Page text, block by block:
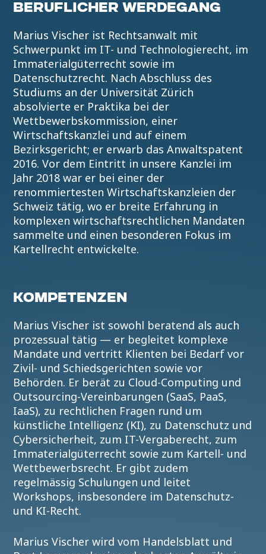
BERUFLICHER WERDEGANG
Marius Vischer ist Rechtsanwalt mit
Schwerpunkt im IT- und Technologierecht, im
Immaterialgüterrecht sowie im
Datenschutzrecht. Nach Abschluss des
Studiums an der Universität Zürich
absolvierte er Praktika bei der
Wettbewerbskommission, einer
Wirtschaftskanzlei und auf einem
Bezirksgericht; er erwarb das Anwaltspatent
2016. Vor dem Eintritt in unsere Kanzlei im
Jahr 2018 war er bei einer der
renommiertesten Wirtschaftskanzleien der
Schweiz tätig, wo er breite Erfahrung in
komplexen wirtschaftsrechtlichen Mandaten
sammelte und einen besonderen Fokus im
Kartellrecht entwickelte.
KOMPETENZEN
Marius Vischer ist sowohl beratend als auch
prozessual tätig — er begleitet komplexe
Mandate und vertritt Klienten bei Bedarf vor
Zivil- und Schiedsgerichten sowie vor
Behörden. Er berät zu Cloud-Computing und
Outsourcing-Vereinbarungen (SaaS, PaaS,
IaaS), zu rechtlichen Fragen rund um
künstliche Intelligenz (KI), zu Datenschutz und
Cybersicherheit, zum IT-Vergaberecht, zum
Immaterialgüterrecht sowie zum Kartell- und
Wettbewerbsrecht. Er gibt zudem
regelmässig Schulungen und leitet
Workshops, insbesondere im Datenschutz-
und KI-Recht.
Marius Vischer wird vom Handelsblatt und